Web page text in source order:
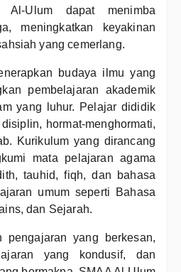
Ulum dapat menimba
meningkatkan keyakinan
yang cemerlang.
budaya ilmu yang
pembelajaran akademik
yang luhur. Pelajar dididik
hormat-menghormati,
Kurikulum yang dirancang
mata pelajaran agama
tauhid, fiqh, dan bahasa
umum seperti Bahasa
dan Sejarah.
pengajaran yang berkesan,
yang kondusif, dan